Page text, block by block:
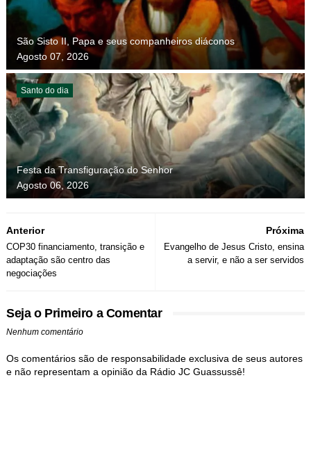
São Sisto II, Papa e seus companheiros diáconos
Agosto 07, 2026
Santo do dia
Festa da Transfiguração do Senhor
Agosto 06, 2026
Próxima
Evangelho de Jesus Cristo, ensina
a servir, e não a ser servidos
Anterior
COP30 financiamento, transição e
adaptação são centro das
negociações
Seja o Primeiro a Comentar
Nenhum comentário
Os comentários são de responsabilidade exclusiva de seus autores
e não representam a opinião da Rádio JC Guassussê!